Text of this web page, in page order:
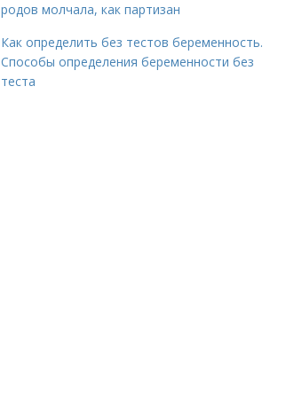
родов молчала, как партизан
Как определить без тестов беременность.
Способы определения беременности без
теста